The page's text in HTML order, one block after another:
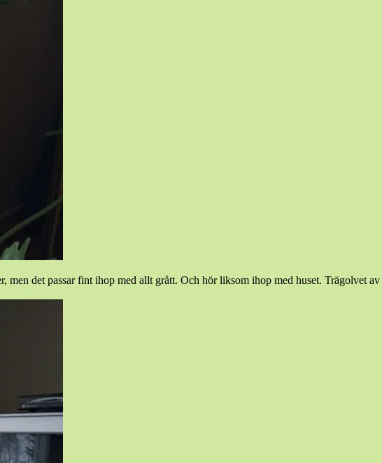
men det passar fint ihop med allt grått. Och hör liksom ihop med huset. Trägolvet